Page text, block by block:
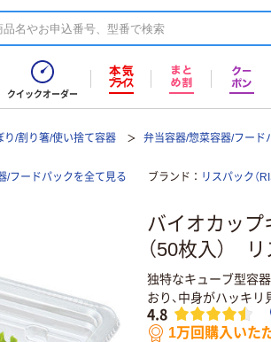
クイックオーダー
り/割り箸/使い捨て容器 弁当容器/惣菜容器/フード
/フードパックを全て見る ブランド リスパック（
バイオカッ
（50枚入）
独特なキューブ型容
おり、中身がハッキ
4.8
1万回購入いた